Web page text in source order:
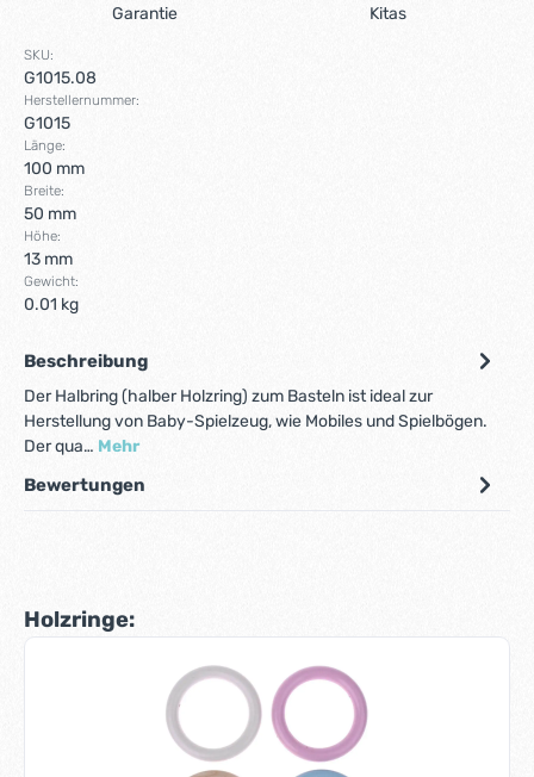
Garantie
Kitas
SKU:
G1015.08
Herstellernummer:
G1015
Länge:
100 mm
Breite:
50 mm
Höhe:
13 mm
Gewicht:
0.01 kg
Beschreibung
Der Halbring (halber Holzring) zum Basteln ist ideal zur
Herstellung von Baby-Spielzeug, wie Mobiles und Spielbögen.
Der qua… Mehr
Bewertungen
Produktgalerie überspringen
Holzringe: